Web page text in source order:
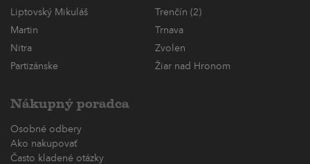
Liptovský Mikuláš
Trenčín (2)
Martin
Trnava
Nitra
Zvolen
Partizánske
Žiar nad Hronom
Nákupný poradca
Osobné odbery
Ako nakupovať
Často kladené otázky